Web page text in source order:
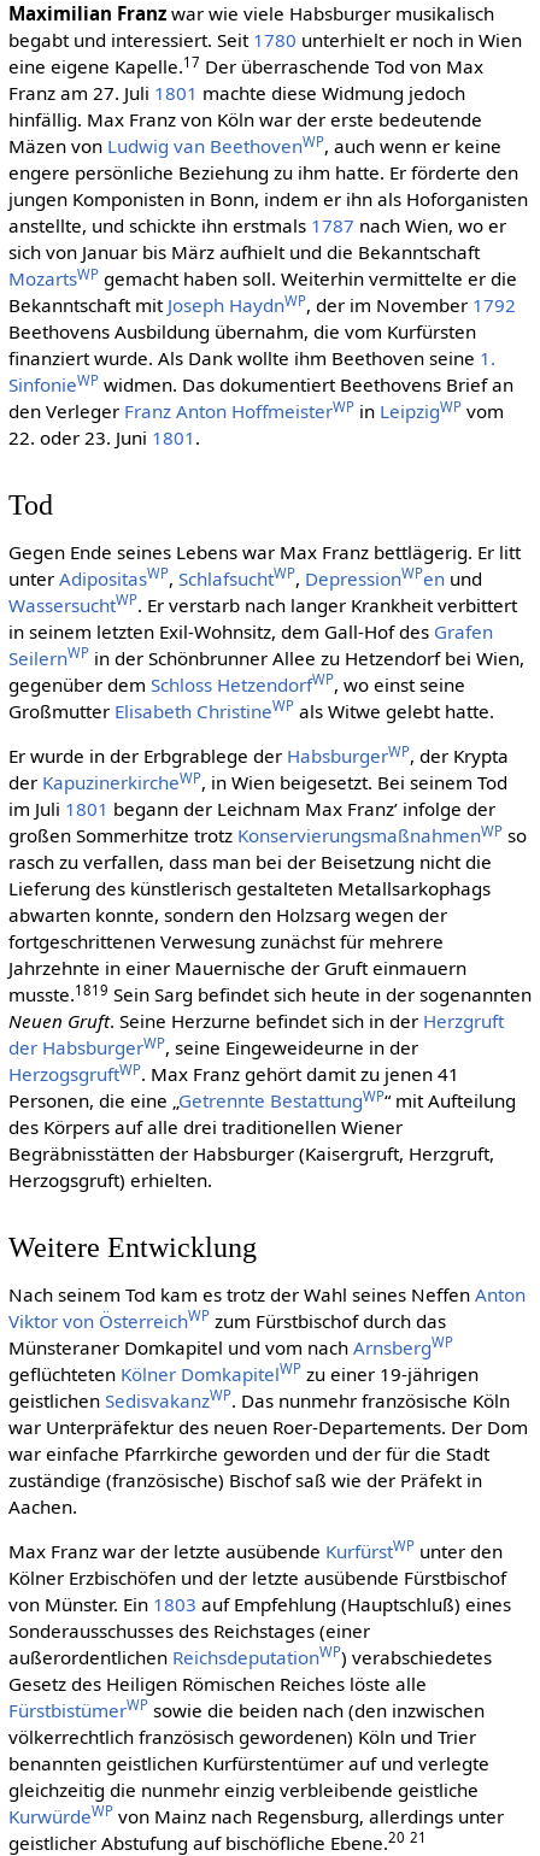
Maximilian Franzwar wie viele Habsburger musikalisch
begabt und interessiert. Seit 1780 unterhielt er noch in Wien
eine eigene Kapelle.17 Der überraschende Tod von Max
Franz am 27. Juli 1801 machte diese Widmung jedoch
hinfällig. Max Franz von Köln war der erste bedeutende
Mäzen von Ludwig van BeethovenWP, auch wenn er keine
engere persönliche Beziehung zu ihm hatte. Er förderte den
jungen Komponisten in Bonn, indem er ihn als Hoforganisten
anstellte, und schickte ihn erstmals 1787 nach Wien, wo er
sich von Januar bis März aufhielt und die Bekanntschaft
MozartsWPgemacht haben soll. Weiterhin vermittelte er die
Bekanntschaft mit Joseph HaydnWP, der im November 1792
Beethovens Ausbildung übernahm, die vom Kurfürsten
finanziert wurde. Als Dank wollte ihm Beethoven seine 1.
SinfonieWPwidmen. Das dokumentiert Beethovens Brief an
den Verleger Franz Anton HoffmeisterWPin LeipzigWPvom
22. oder 23. Juni 1801 .
Tod
Gegen Ende seines Lebens war Max Franz bettlägerig. Er litt
unter AdipositasWP, SchlafsuchtWP, DepressionWPenund
WassersuchtWP. Er verstarb nach langer Krankheit verbittert
in seinem letzten Exil-Wohnsitz, dem Gall-Hof des Grafen
SeilernWPin der Schönbrunner Allee zu Hetzendorf bei Wien,
gegenüber dem Schloss HetzendorfWP, wo einst seine
Großmutter Elisabeth ChristineWPals Witwe gelebt hatte.
Er wurde in der Erbgrablege der HabsburgerWP, der Krypta
der KapuzinerkircheWP, in Wien beigesetzt. Bei seinem Tod
im Juli 1801 begann der Leichnam Max Franz’ infolge der
großen Sommerhitze trotz KonservierungsmaßnahmenWPso
rasch zu verfallen, dass man bei der Beisetzung nicht die
Lieferung des künstlerisch gestalteten Metallsarkophags
abwarten konnte, sondern den Holzsarg wegen der
fortgeschrittenen Verwesung zunächst für mehrere
Jahrzehnte in einer Mauernische der Gruft einmauern
musste.1819 Sein Sarg befindet sich heute in der sogenannten
Neuen Gruft. Seine Herzurne befindet sich in der Herzgruft
der HabsburgerWP, seine Eingeweideurne in der
HerzogsgruftWP. Max Franz gehört damit zu jenen 41
Personen, die eine „Getrennte BestattungWP“ mit Aufteilung
des Körpers auf alle drei traditionellen Wiener
Begräbnisstätten der Habsburger (Kaisergruft, Herzgruft,
Herzogsgruft) erhielten.
Weitere Entwicklung
Nach seinem Tod kam es trotz der Wahl seines Neffen Anton
Viktor von ÖsterreichWPzum Fürstbischof durch das
Münsteraner Domkapitel und vom nach ArnsbergWP
geflüchteten Kölner DomkapitelWPzu einer 19-jährigen
geistlichen SedisvakanzWP. Das nunmehr französische Köln
war Unterpräfektur des neuen Roer-Departements. Der Dom
war einfache Pfarrkirche geworden und der für die Stadt
zuständige (französische) Bischof saß wie der Präfekt in
Aachen.
Max Franz war der letzte ausübende KurfürstWPunter den
Kölner Erzbischöfen und der letzte ausübende Fürstbischof
von Münster. Ein 1803 auf Empfehlung (Hauptschluß) eines
Sonderausschusses des Reichstages (einer
außerordentlichen ReichsdeputationWP) verabschiedetes
Gesetz des Heiligen Römischen Reiches löste alle
FürstbistümerWPsowie die beiden nach (den inzwischen
völkerrechtlich französisch gewordenen) Köln und Trier
benannten geistlichen Kurfürstentümer auf und verlegte
gleichzeitig die nunmehr einzig verbleibende geistliche
KurwürdeWPvon Mainz nach Regensburg, allerdings unter
geistlicher Abstufung auf bischöfliche Ebene.20 21